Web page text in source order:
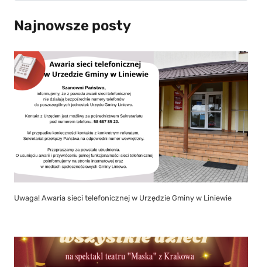
Najnowsze posty
Uwaga! Awaria sieci telefonicznej w Urzędzie Gminy w Liniewie